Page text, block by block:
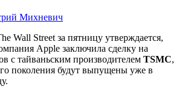
Михневич
Wall Street за пятницу утверждается,
Apple заключила сделку на
с тайваньским производителем TSMC,
поколения будут выпущены уже в